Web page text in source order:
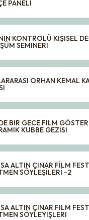
PANELI
KONTROLÜ KIŞISEL
SEMINERI
ORHAN KEMAL
BIR GECE FILM
KUBBE GEZISI
ALTIN ÇINAR FİLM
SÖYLEŞİLERİ -2
ALTIN ÇINAR FILM
SÖYLEYIŞLERI